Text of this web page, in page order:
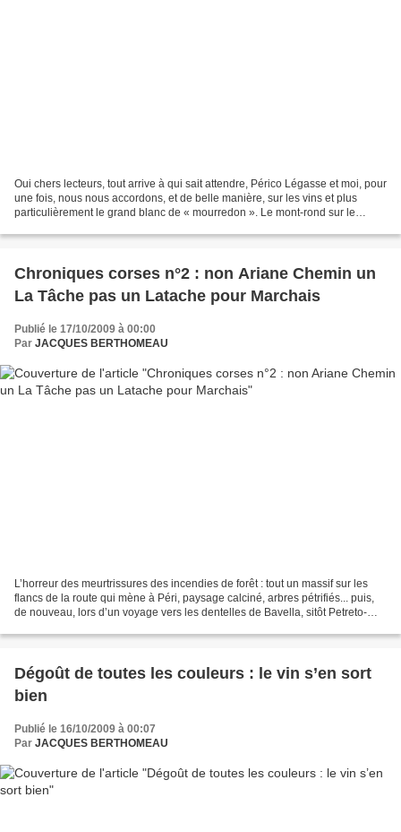
Oui chers lecteurs, tout arrive à qui sait attendre, Périco Légasse et moi, pour
une fois, nous nous accordons, et de belle manière, sur les vins et plus
particulièrement le grand blanc de « mourredon ». Le mont-rond sur le
Chroniques corses n°2 : non Ariane Chemin un
La Tâche pas un Latache pour Marchais
Publié le 17/10/2009 à 00:00
Par JACQUES BERTHOMEAU
L’horreur des meurtrissures des incendies de forêt : tout un massif sur les
flancs de la route qui mène à Péri, paysage calciné, arbres pétrifiés... puis,
de nouveau, lors d’un voyage vers les dentelles de Bavella, sitôt Petreto-
Dégoût de toutes les couleurs : le vin s’en sort
bien
Publié le 16/10/2009 à 00:07
Par JACQUES BERTHOMEAU